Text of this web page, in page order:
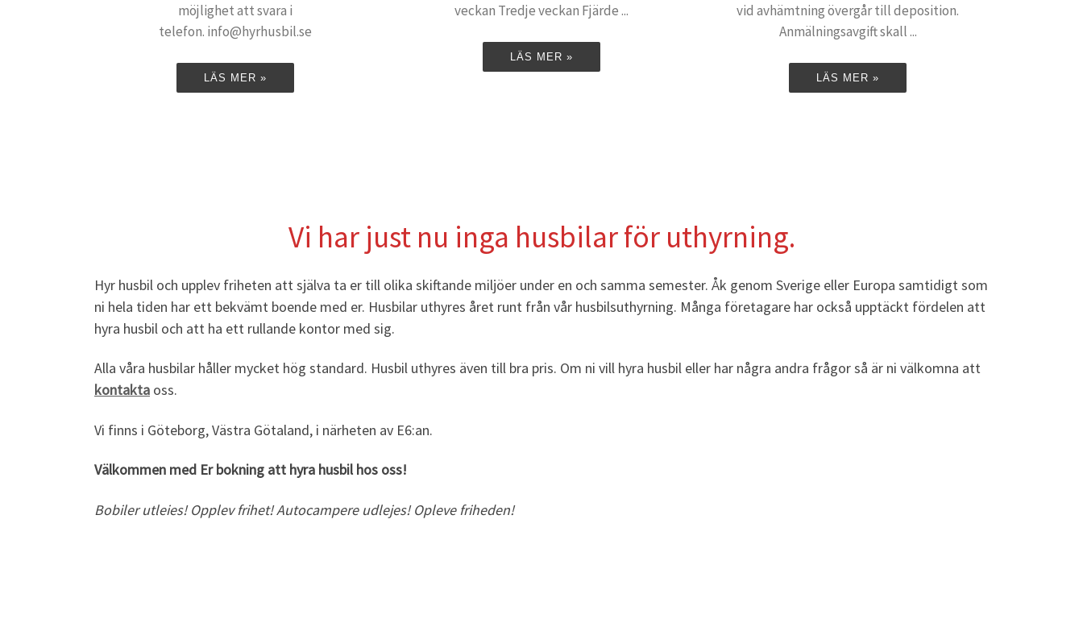
möjlighet att svara i
telefon. info@hyrhusbil.se
LÄS MER »
veckan Tredje veckan Fjärde ...
LÄS MER »
vid avhämtning övergår till deposition.
Anmälningsavgift skall ...
LÄS MER »
Vi har just nu inga husbilar för uthyrning.
Hyr husbil och upplev friheten att själva ta er till olika skiftande miljöer under en och samma semester. Åk genom Sverige eller Europa samtidigt som
ni hela tiden har ett bekvämt boende med er. Husbilar uthyres året runt från vår husbilsuthyrning. Många företagare har också upptäckt fördelen att
hyra husbil och att ha ett rullande kontor med sig.
Alla våra husbilar håller mycket hög standard. Husbil uthyres även till bra pris. Om ni vill hyra husbil eller har några andra frågor så är ni välkomna att
kontakta oss.
Vi finns i Göteborg, Västra Götaland, i närheten av E6:an.
Välkommen med Er bokning att hyra husbil hos oss!
Bobiler utleies! Opplev frihet! Autocampere udlejes! Opleve friheden!